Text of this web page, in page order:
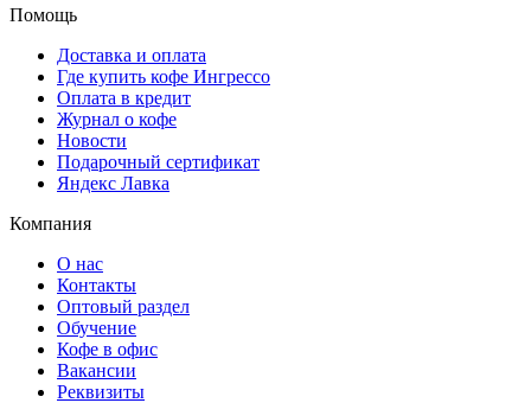
Помощь
Доставка и оплата
Где купить кофе Ингрессо
Оплата в кредит
Журнал о кофе
Новости
Подарочный сертификат
Яндекс Лавка
Компания
О нас
Контакты
Оптовый раздел
Обучение
Кофе в офис
Вакансии
Реквизиты